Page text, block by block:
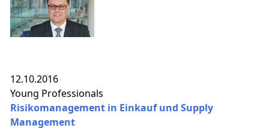
12.10.2016
Young Professionals
Risikomanagement in Einkauf und Supply
Management